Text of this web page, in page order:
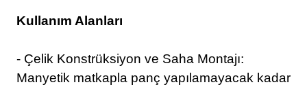
Kullanım Alanları
- Çelik Konstrüksiyon ve Saha Montajı:
Manyetik matkapla panç yapılamayacak kadar